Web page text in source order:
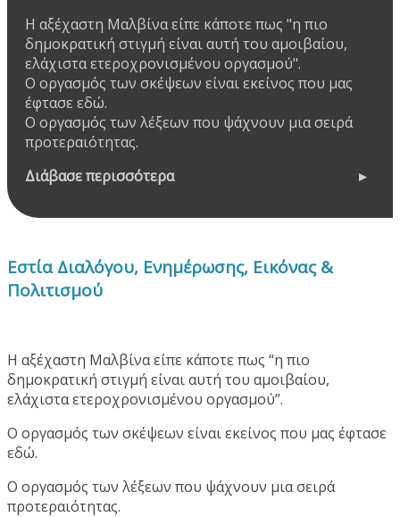
Η αξέχαστη Μαλβίνα είπε κάποτε πως "η πιο
δημοκρατική στιγμή είναι αυτή του αμοιβαίου,
ελάχιστα ετεροχρονισμένου οργασμού".
Ο οργασμός των σκέψεων είναι εκείνος που μας
έφτασε εδώ.
Ο οργασμός των λέξεων που ψάχνουν μια σειρά
προτεραιότητας.
Διάβασε περισσότερα
Εστία Διαλόγου, Ενημέρωσης, Εικόνας &
Πολιτισμού
Η αξέχαστη Μαλβίνα είπε κάποτε πως “η πιο
δημοκρατική στιγμή είναι αυτή του αμοιβαίου,
ελάχιστα ετεροχρονισμένου οργασμού”.
Ο οργασμός των σκέψεων είναι εκείνος που μας έφτασε
εδώ.
Ο οργασμός των λέξεων που ψάχνουν μια σειρά
προτεραιότητας.